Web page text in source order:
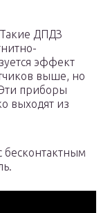
Такие ДПДЗ
эффект
выше, но
приборы
выходят из
бесконтактным